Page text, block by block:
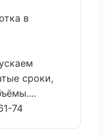
в
сроки,
74